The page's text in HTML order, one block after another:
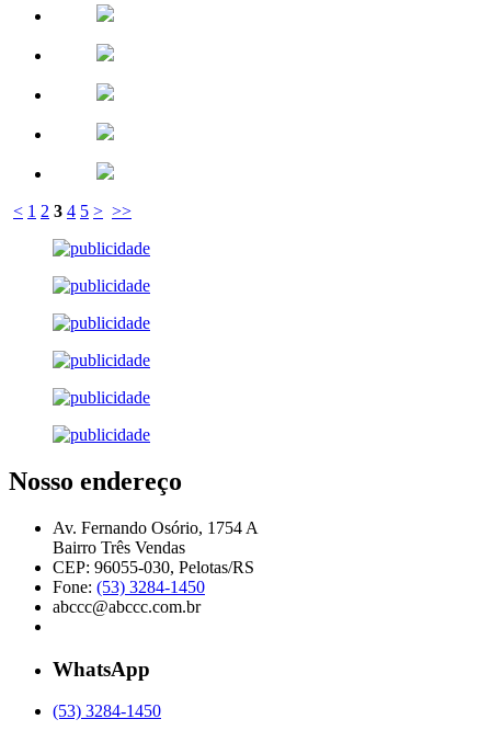
< 1 2 3 4 5 > >>
Nosso endereço
Av. Fernando Osório, 1754 A
Bairro Três Vendas
CEP: 96055-030, Pelotas/RS
Fone: (53) 3284-1450
abccc@abccc.com.br
WhatsApp
(53) 3284-1450